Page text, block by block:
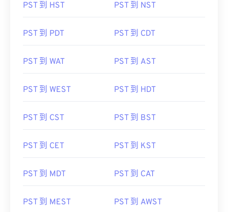
PST 到 HST PST 到 NST
PST 到 PDT PST 到 CDT
PST 到 WAT PST 到 AST
PST 到 WEST PST 到 HDT
PST 到 CST PST 到 BST
PST 到 CET PST 到 KST
PST 到 MDT PST 到 CAT
PST 到 MEST PST 到 AWST